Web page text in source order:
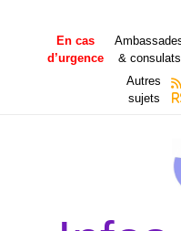
contenu
En cas
d’urgence
& consulats
Autres
sujets